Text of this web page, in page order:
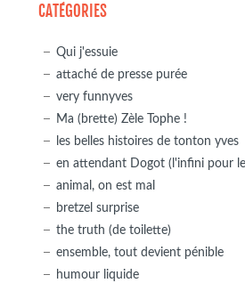
CATÉGORIES
Qui j'essuie
attaché de presse purée
very funnyves
Ma (brette) Zèle Tophe !
les belles histoires de tonton yves
en attendant Dogot (l'infini pour
animal, on est mal
bretzel surprise
the truth (de toilette)
ensemble, tout devient pénible
humour liquide